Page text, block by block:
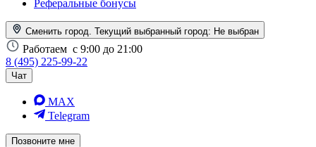
Реферальные бонусы
Сменить город. Текущий выбранный город: Не выбран
Работаем с 9:00 до 21:00
8 (495) 225-99-22
Чат
MAX
Telegram
Позвоните мне